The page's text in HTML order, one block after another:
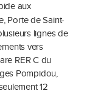
aux
Porte de Saint-
lignes de
vers
RER C du
Pompidou,
12